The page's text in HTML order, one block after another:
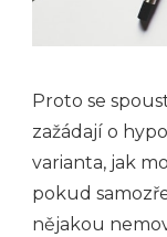
Proto se
zažádají o
varianta, jak
pokud
nějakou